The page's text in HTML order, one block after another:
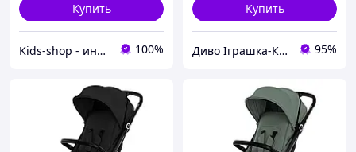
Купить
Kids-shop - интернет магазин детских товаров 100%
Купить
Диво Іграшка-Канцтовари 95%